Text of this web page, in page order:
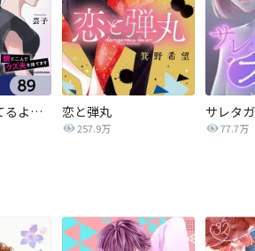
パパ、浮気してるよ？娘と二人でクズ夫を捨てます【分冊版】 恋と弾丸
257.9万 77.7万